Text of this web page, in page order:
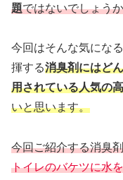
題ではないでしょう
今回はそんな気にな
揮する消臭剤にはど
用されている人気の
いと思います。
今回ご紹介する消臭
トイレのバケツに水